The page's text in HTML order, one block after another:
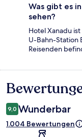
Was gibt es
sehen?
Hotel Xanadu
U-Bahn-Station
Reisenden
9,0 Wunderbar
1.004 Bewertungen